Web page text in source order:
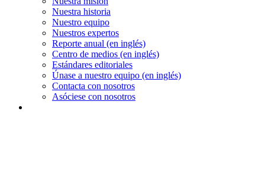
Nuestra historia
Nuestro equipo
Nuestros expertos
Reporte anual (en inglés)
Centro de medios (en inglés)
Estándares editoriales
Únase a nuestro equipo (en inglés)
Contacta con nosotros
Asóciese con nosotros